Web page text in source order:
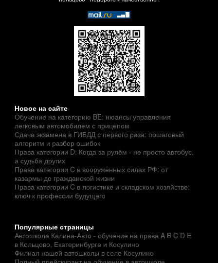
Новое на сайте
Обучение на категорию BE: нюансы управления
легковым автомобилем с прицепом
Сдача экзамена в ГИБДД с первого раза: пошаговый
алгоритм и разбор ошибок
Права категории D: Когда за рулём - не просто автобус,
а судьба других
Права категории C в вооружённых силах РФ: от
казармы до гражданской жизни
Права категории C в логистике и складском хозяйстве:
ключ к профессии будущего
Популярные страницы
Автошкола Калина-Авто - обучение на права A B C D E
в Кольцово, Екатеринбурге и Косулино
Филиал нашей автошколы в селе Косулино